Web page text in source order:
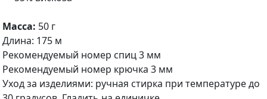
Масса: 50 г
Длина: 175 м
Рекомендуемый номер спиц 3 мм
Рекомендуемый номер крючка 3 мм
Уход за изделиями: ручная стирка при температуре до